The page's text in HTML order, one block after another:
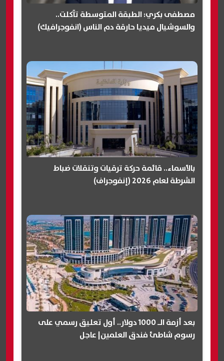
مصطفى بكري: الطبقة المتوسطة تآكلت..
والسوشيال ميديا حارقة دم الناس (انفوجرافيك)
بالأسماء.. قائمة حركة ترقيات وتنقلات ضباط
الشرطة لعام 2026 (إنفوجراف)
بعد أزمة الـ 1000 دولار.. أول تعليق رسمي على
رسوم شاطئ فندق العلمين| عاجل